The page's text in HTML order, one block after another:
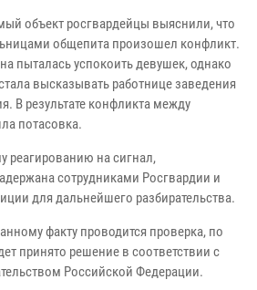
объект росгвардейцы выяснили, что
общепита произошел конфликт.
пыталась успокоить девушек, однако
высказывать работнице заведения
В результате конфликта между
потасовка.
реагированию на сигнал,
сотрудниками Росгвардии и
для дальнейшего разбирательства.
факту проводится проверка, по
принято решение в соответствии с
Российской Федерации.